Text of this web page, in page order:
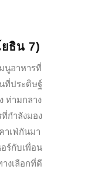
ธิน 7)
นูอาหารที่
ที่ประดิษฐ์
ท่ามกลาง
กำลังมอง
าเฟ่กันมา
ร์กับเพื่อน
งเลือกที่ดี